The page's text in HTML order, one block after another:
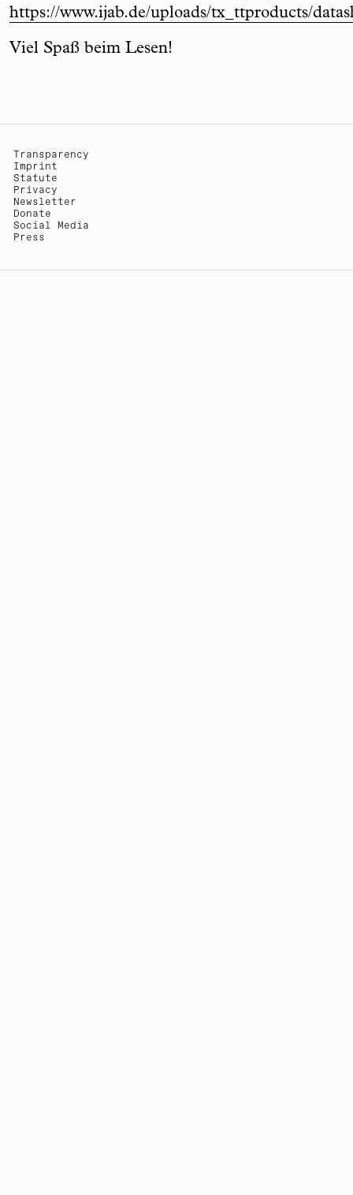
https://www.ijab.de/uploads/tx_ttproducts/
Viel Spaß beim Lesen!
Transparency
Imprint
Statute
Privacy
Newsletter
Donate
Social Media
Press